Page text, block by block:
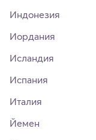
Индонезия
Иордания
Исландия
Испания
Италия
Йемен